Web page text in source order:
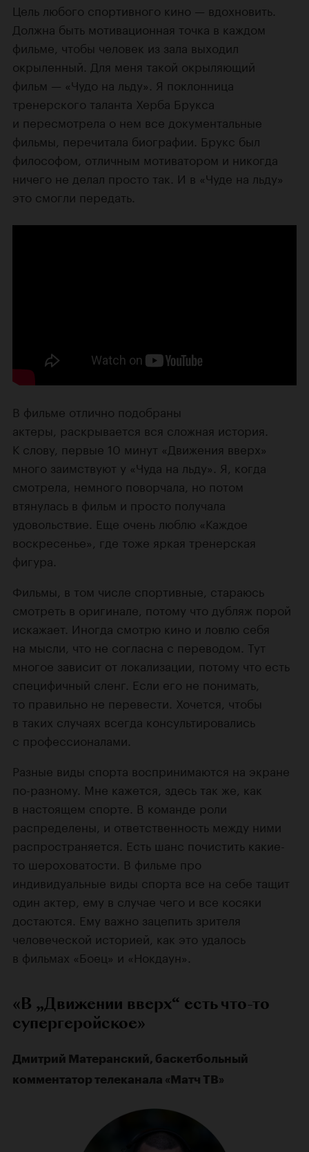
Цель любого спортивного кино — вдохновить.
Должна быть мотивационная точка в каждом
фильме, чтобы человек из зала выходил
окрыленный. Для меня такой окрыляющий
фильм — «Чудо на льду». Я поклонница
тренерского таланта Херба Брукса
и пересмотрела о нем все документальные
фильмы, перечитала биографии. Брукс был
философом, отличным мотиватором и никогда
ничего не делал просто так. И в «Чуде на льду»
это смогли передать.
В фильме отлично подобраны
актеры, раскрывается вся сложная история.
К слову, первые 10 минут «Движения вверх»
много заимствуют у «Чуда на льду». Я, когда
смотрела, немного поворчала, но потом
втянулась в фильм и просто получала
удовольствие. Еще очень люблю «Каждое
воскресенье», где тоже яркая тренерская
фигура.
Фильмы, в том числе спортивные, стараюсь
смотреть в оригинале, потому что дубляж порой
искажает. Иногда смотрю кино и ловлю себя
на мысли, что не согласна с переводом. Тут
многое зависит от локализации, потому что есть
специфичный сленг. Если его не понимать,
то правильно не перевести. Хочется, чтобы
в таких случаях всегда консультировались
с профессионалами.
Разные виды спорта воспринимаются на экране
по-разному. Мне кажется, здесь так же, как
в настоящем спорте. В команде роли
распределены, и ответственность между ними
распространяется. Есть шанс почистить какие-
то шероховатости. В фильме про
индивидуальные виды спорта все на себе тащит
один актер, ему в случае чего и все косяки
достаются. Ему важно зацепить зрителя
человеческой историей, как это удалось
в фильмах «Боец» и «Нокдаун».
«В „Движении вверх“ есть что-то
супергеройское»
Дмитрий Матеранский, баскетбольный
комментатор телеканала «Матч ТВ»